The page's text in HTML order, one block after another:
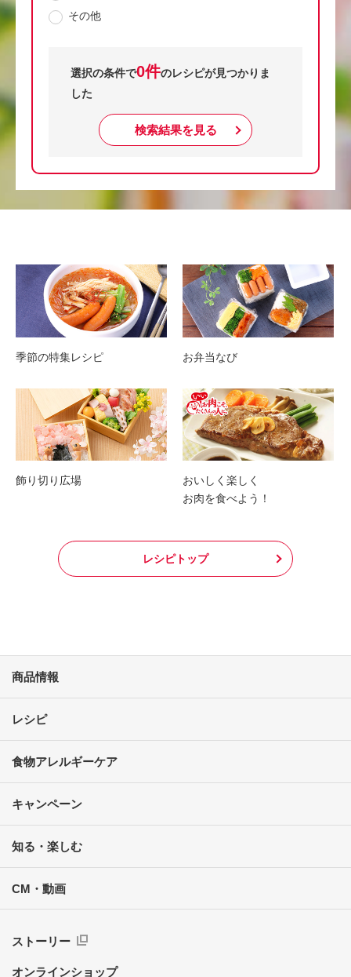
その他
選択の条件で0件のレシピが見つかりま
した
検索結果を見る
季節の特集レシピ お弁当なび
飾り切り広場
おいしく楽しく
お肉を食べよう！
レシピトップ
商品情報
レシピ
食物アレルギーケア
キャンペーン
知る・楽しむ
CM・動画
ストーリー
オンラインショップ